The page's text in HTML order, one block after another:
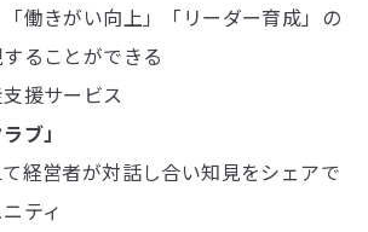
働きがい向上」「リーダー育成」の
ることができる
援サービス
ブ」
経営者が対話し合い知見をシェアで
ティ